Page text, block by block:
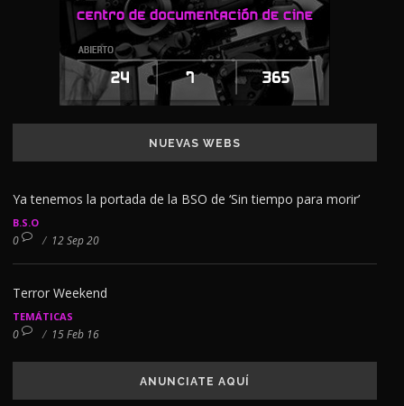
NUEVAS WEBS
Ya tenemos la portada de la BSO de ‘Sin tiempo para morir’
B.S.O
0 / 12 Sep 20
Terror Weekend
TEMÁTICAS
0 / 15 Feb 16
ANUNCIATE AQUÍ